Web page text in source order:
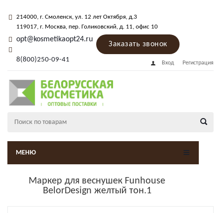
214000, г. Смоленск, ул. 12 лет Октября, д.3
119017, г. Москва, пер. Голиковский, д. 11, офис 10
opt@kosmetikaopt24.ru
8(800)250-09-41
Заказать звонок
Вход Регистрация
МЕНЮ
Маркер для веснушек Funhouse
BelorDesign желтый тон.1